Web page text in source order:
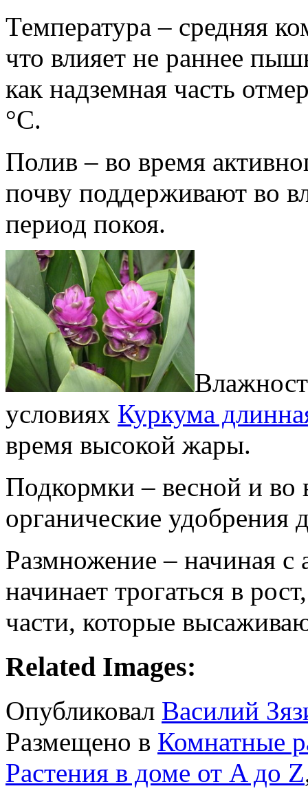
Температура – средняя
что влияет не раннее
как надземная часть
°С.
Полив – во время
почву поддерживают во
период покоя.
условиях Куркума
время высокой жары.
Подкормки – весной и во
органические удобрения
Размножение – начиная с
начинает трогаться в
части, которые
Related Images:
Опубликовал Василий
Размещено в Комнатные
Растения в доме от A до Z